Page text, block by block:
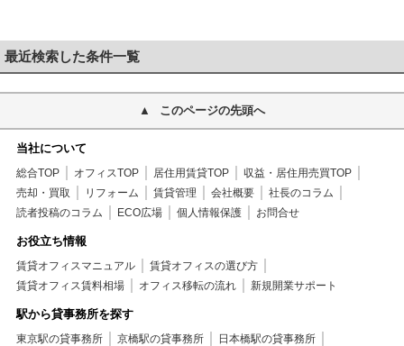
最近検索した条件一覧
このページの先頭へ
当社について
総合TOP オフィスTOP 居住用賃貸TOP
収益・居住用売買TOP
売却・買取
リフォーム 賃貸管理 会社概要
社長のコラム
読者投稿のコラム
ECO広場 個人情報保護 お問合せ
お役立ち情報
賃貸オフィスマニュアル
賃貸オフィスの選び方
賃貸オフィス賃料相場
オフィス移転の流れ 新規開業サポート
駅から貸事務所を探す
東京駅の貸事務所 京橋駅の貸事務所
日本橋駅の貸事務所